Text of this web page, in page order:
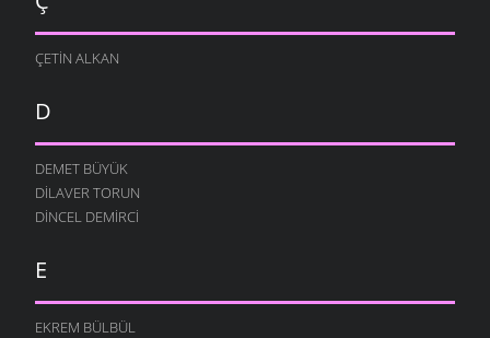
ÇETIN ALKAN
D
DEMET BÜYÜK
DILAVER TORUN
DINCEL DEMIRCI
E
EKREM BÜLBÜL